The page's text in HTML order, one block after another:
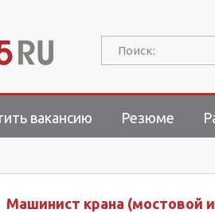
Поиск:
вакансию Резюме
Машинист крана (мостовой